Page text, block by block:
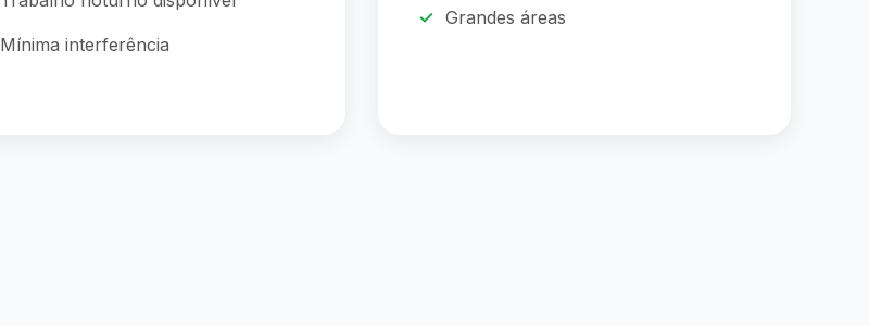
Mínima interferência
Grandes áreas